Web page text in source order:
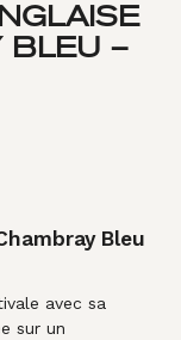
BLEU –
Bleu
avec sa
sur un